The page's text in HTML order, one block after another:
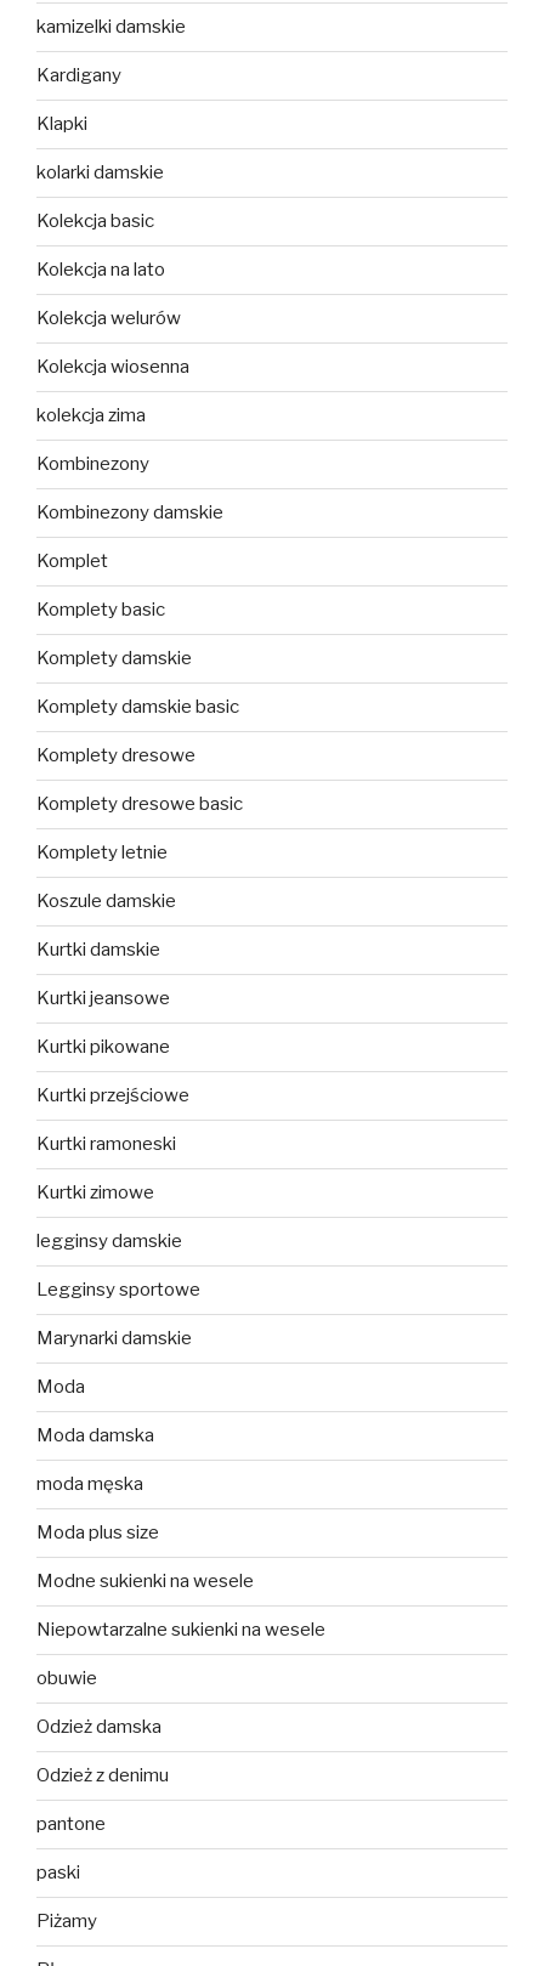
kamizelki damskie
Kardigany
Klapki
kolarki damskie
Kolekcja basic
Kolekcja na lato
Kolekcja welurów
Kolekcja wiosenna
kolekcja zima
Kombinezony
Kombinezony damskie
Komplet
Komplety basic
Komplety damskie
Komplety damskie basic
Komplety dresowe
Komplety dresowe basic
Komplety letnie
Koszule damskie
Kurtki damskie
Kurtki jeansowe
Kurtki pikowane
Kurtki przejściowe
Kurtki ramoneski
Kurtki zimowe
legginsy damskie
Legginsy sportowe
Marynarki damskie
Moda
Moda damska
moda męska
Moda plus size
Modne sukienki na wesele
Niepowtarzalne sukienki na wesele
obuwie
Odzież damska
Odzież z denimu
pantone
paski
Piżamy